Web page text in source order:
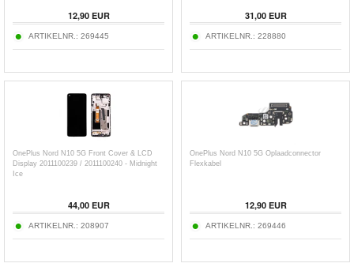
12,90EUR
ARTIKELNR.: 269445
31,00EUR
ARTIKELNR.: 228880
OnePlus Nord N10 5G Front Cover & LCD
Display 2011100239 / 2011100240 - Midnight
Ice
44,00EUR
ARTIKELNR.: 208907
OnePlus Nord N10 5G Oplaadconnector
Flexkabel
12,90EUR
ARTIKELNR.: 269446